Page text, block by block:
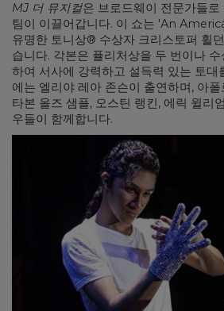
MJ 더 뮤지컬은 브로드웨이 전문가들
팀이 이끌어갑니다. 이 쇼는 'An
유명한 토니상® 수상자 크리스토퍼 휠
습니다. 각본은 퓰리처상을 두 번이나
하여 서사에 강력하고 설득력 있는 토대
에는 엘리야 레아 존슨이 출연하며, 아
타본 올즈 샘플, 오스틴 랭킨, 에릭 윌리
우들이 함께합니다.